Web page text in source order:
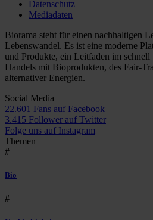
Datenschutz
Mediadaten
Biorama steht für einen nachhaltigen
Lebenswandel. Es ist eine moderne
und Produkte, ein Leitfaden im schnell
Handels mit Bioprodukten, des Fair-
alternativer Energien.
Social Media
22.601 Fans auf Facebook
3.415 Follower auf Twitter
Folge uns auf Instagram
Themen
#
Bio
#